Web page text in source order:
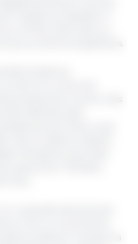
medios en España. O
Al final, 2024 será un
porcicultores españoles.
entorno comercial
posiciones mucho más
difíciles está
de aire fresco que
de la cadena respirar
Pensamos que este
para ellos. También
hora.
unas afirmaciones de
como en la próxima
prosperar. Aunque la